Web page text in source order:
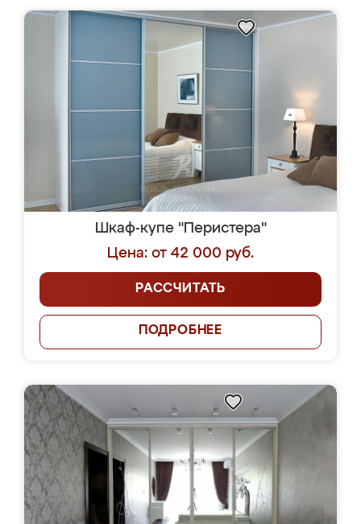
Шкаф-купе "Перистера"
Цена: от 42 000 руб.
РАССЧИТАТЬ
ПОДРОБНЕЕ